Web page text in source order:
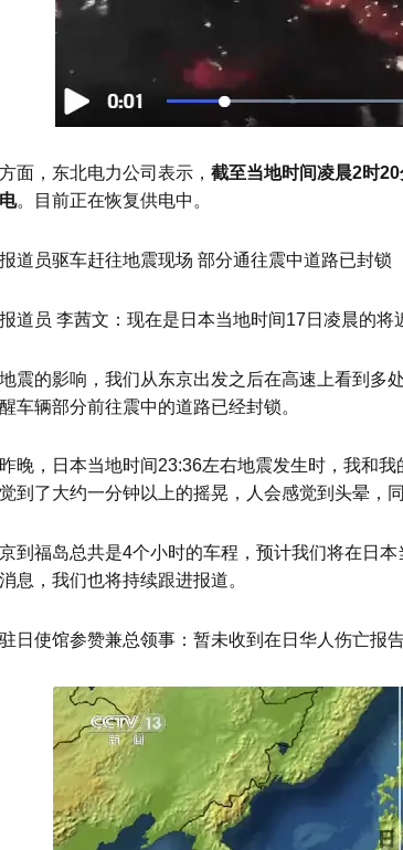
面，东北电力公司表示， 截至当地时间凌晨2时
。目前正在恢复供电中。
道员驱车赶往地震现场 部分通往震中道路已封锁
道员 李茜文：现在是日本当地时间17日凌晨的将
震的影响，我们从东京出发之后在高速上看到多
车辆部分前往震中的道路已经封锁。
晚，日本当地时间23:36左右地震发生时，我和
到了大约一分钟以上的摇晃，人会感觉到头晕，
到福岛总共是4个小时的车程，预计我们将在日
息，我们也将持续跟进报道。
日使馆参赞兼总领事：暂未收到在日华人伤亡报